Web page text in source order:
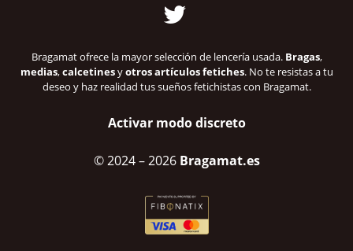
Bragamat ofrece la mayor selección de lencería usada. Bragas,
medias,calcetinesyotros artículos fetiches. No te resistas a tu
deseo y haz realidad tus sueños fetichistas con Bragamat.
Activar modo discreto
© 2024– 2026 Bragamat.es